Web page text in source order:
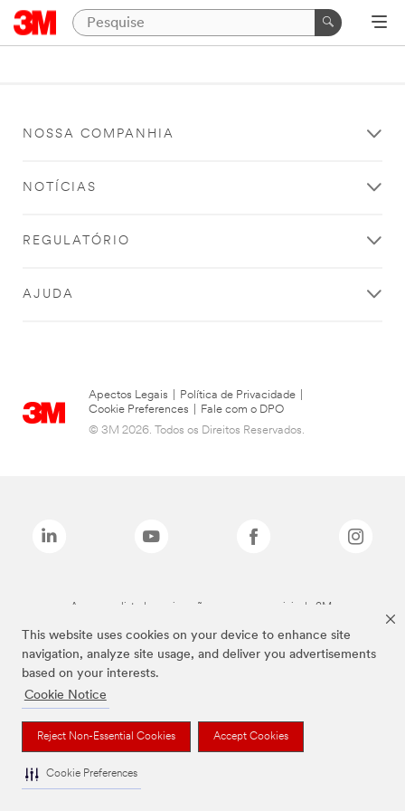
This website uses cookies on your device to enhance site
navigation, analyze site usage, and deliver you advertisements
based on your interests.
Cookie Notice
Reject Non-Essential Cookies Accept Cookies
Cookie Preferences
NOSSA COMPANHIA
NOTÍCIAS
REGULATÓRIO
AJUDA
Apectos Legais Política de Privacidade
Cookie Preferences
Fale com o DPO
© 3M 2026. Todos os Direitos Reservados.
As marcas listadas a cima são marcas comerciais da 3M.